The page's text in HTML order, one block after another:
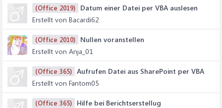
(Office 2019)
Datum einer Datei per VBA auslesen
Erstellt von Bacardi62
(Office 2010)
Nullen voranstellen
Erstellt von Anja_01
(Office 365) Aufrufen Datei aus SharePoint per VBA
Erstellt von Fantom05
(Office 365)
Hilfe bei Berichtserstellug